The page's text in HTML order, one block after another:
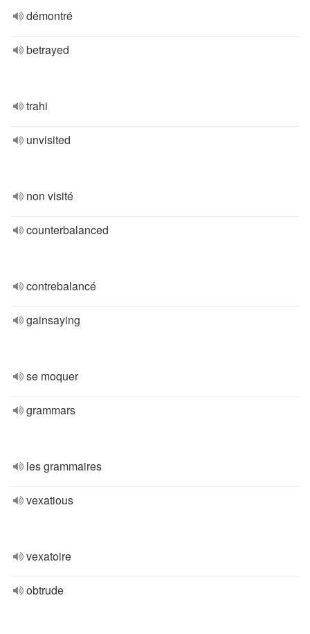
démontré
betrayed
trahi
unvisited
non visité
counterbalanced
contrebalancé
gainsaying
se moquer
grammars
les grammaires
vexatious
vexatoire
obtrude